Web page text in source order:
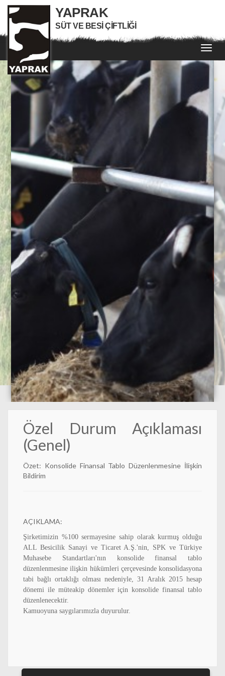
YAPRAK
SÜT VE BESI ÇIFTLIĞI
Özel Durum Açıklaması
(Genel)
Özet: Konsolide Finansal Tablo Düzenlenmesine İlişkin
Bildirim
AÇIKLAMA:
Şirketimizin %100 sermayesine sahip olarak kurmuş olduğu
ALL Besicilik Sanayi ve Ticaret A.Ş.'nin, SPK ve Türkiye
Muhasebe Standartları'nın konsolide finansal tablo
düzenlenmesine ilişkin hükümleri çerçevesinde konsolidasyona
tabi bağlı ortaklığı olması nedeniyle, 31 Aralık 2015 hesap
dönemi ile müteakip dönemler için konsolide finansal tablo
düzenlenecektir.
Kamuoyuna saygılarımızla duyurulur.